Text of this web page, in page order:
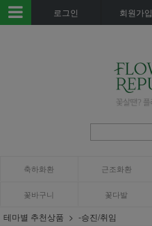
로그인 회원가입
축하화환 근조화환
꽃바구니 꽃다발
테마별 추천상품 -승진/취임